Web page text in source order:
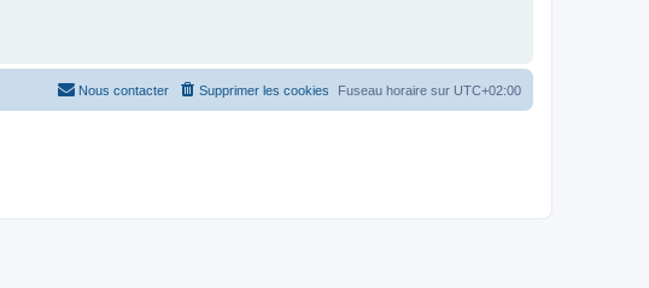
Fuseau horaire sur UTC+02:00
Supprimer les cookies
Nous contacter